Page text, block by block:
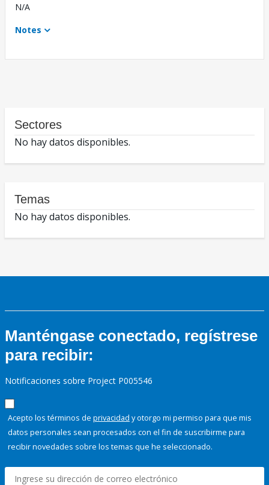
N/A
Notes
Sectores
No hay datos disponibles.
Temas
No hay datos disponibles.
Manténgase conectado, regístrese
para recibir:
Notificaciones sobre Project P005546
Acepto los términos de privacidad y otorgo mi permiso para que mis
datos personales sean procesados con el fin de suscribirme para
recibir novedades sobre los temas que he seleccionado.